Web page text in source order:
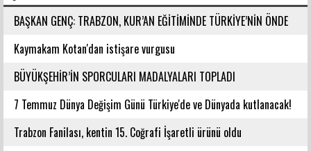
BAŞKAN GENÇ: TRABZON, KUR’AN EĞİTİMİNDE TÜRKİYE’NİN ÖNDE
GELEN ŞEHİRLERİNDENDİR
Kaymakam Kotan'dan istişare vurgusu
BÜYÜKŞEHİR’İN SPORCULARI MADALYALARI TOPLADI
7 Temmuz Dünya Değişim Günü Türkiye'de ve Dünyada kutlanacak!
Trabzon Fanilası, kentin 15. Coğrafi İşaretli ürünü oldu